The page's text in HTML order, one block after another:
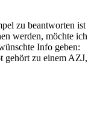
zu beantworten ist
werden, möchte ich
Info geben:
gehört zu einem AZJ,